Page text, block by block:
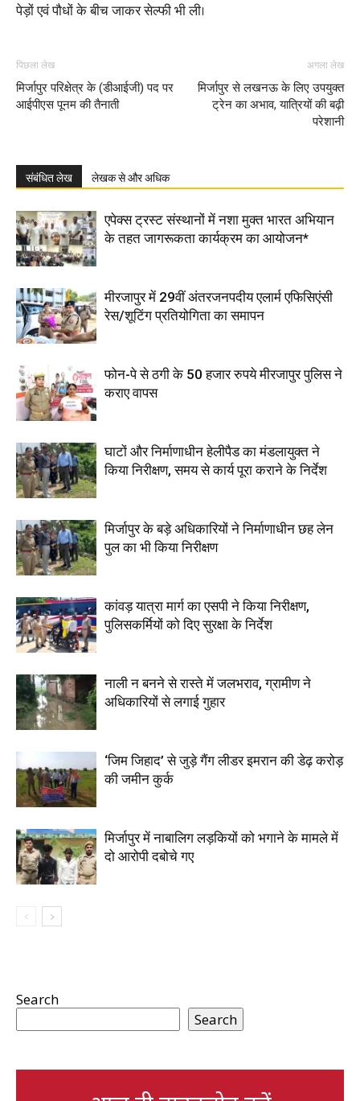
पेड़ों एवं पौधों के बीच जाकर सेल्फी भी ली।
पिछला लेख
मिर्जापुर परिक्षेत्र के (डीआईजी) पद पर
आईपीएस पूनम की तैनाती
अगला लेख
मिर्जापुर से लखनऊ के लिए उपयुक्त
ट्रेन का अभाव, यात्रियों की बढ़ी
परेशानी
संबंधित लेख लेखक से और अधिक
एपेक्स ट्रस्ट संस्थानों में नशा मुक्त भारत अभियान
के तहत जागरूकता कार्यक्रम का आयोजन*
मीरजापुर में 29वीं अंतरजनपदीय एलार्म एफिसिएंसी
रेस/शूटिंग प्रतियोगिता का समापन
फोन-पे से ठगी के 50 हजार रुपये मीरजापुर पुलिस ने
कराए वापस
घाटों और निर्माणाधीन हेलीपैड का मंडलायुक्त ने
किया निरीक्षण, समय से कार्य पूरा कराने के निर्देश
मिर्जापुर के बड़े अधिकारियों ने निर्माणाधीन छह लेन
पुल का भी किया निरीक्षण
कांवड़ यात्रा मार्ग का एसपी ने किया निरीक्षण,
पुलिसकर्मियों को दिए सुरक्षा के निर्देश
नाली न बनने से रास्ते में जलभराव, ग्रामीण ने
अधिकारियों से लगाई गुहार
‘जिम जिहाद’ से जुड़े गैंग लीडर इमरान की डेढ़ करोड़
की जमीन कुर्क
मिर्जापुर में नाबालिग लड़कियों को भगाने के मामले में
दो आरोपी दबोचे गए
Search
Search